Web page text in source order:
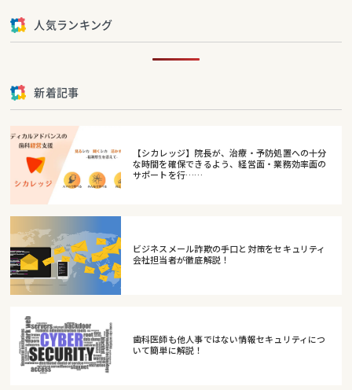
人気ランキング
新着記事
【シカレッジ】院長が、治療・予防処置への十分
な時間を確保できるよう、経営面・業務効率面の
サポートを行……
ビジネスメール詐欺の手口と対策をセキュリティ
会社担当者が徹底解説！
歯科医師も他人事ではない情報セキュリティにつ
いて簡単に解説！